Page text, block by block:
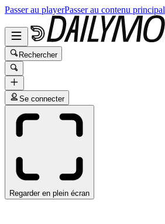
Passer au playerPasser au contenu principal
Rechercher
Se connecter
Regarder en plein écran